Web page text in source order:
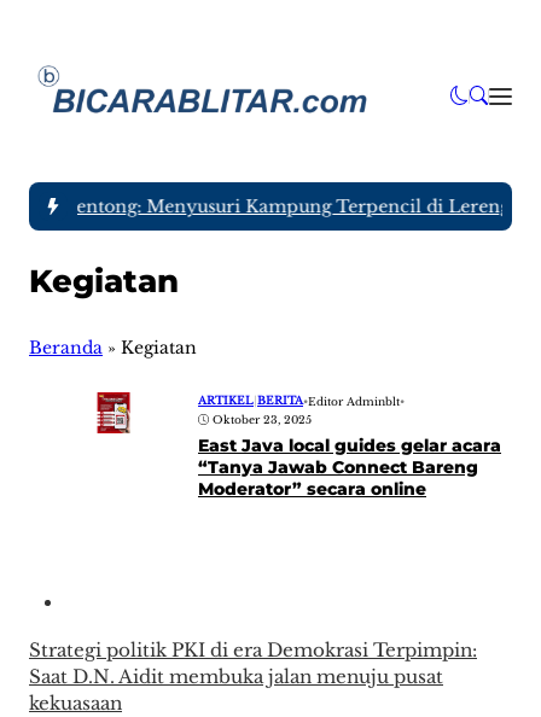
Tlogo Gentong: Menyusuri Kampung Terpencil di Lereng
Kegiatan
Beranda » Kegiatan
ARTIKEL BERITA•Editor Adminblt•
Oktober 23, 2025
East Java local guides gelar acara
“Tanya Jawab Connect Bareng
Moderator” secara online
Strategi politik PKI di era Demokrasi Terpimpin:
Saat D.N. Aidit membuka jalan menuju pusat
kekuasaan